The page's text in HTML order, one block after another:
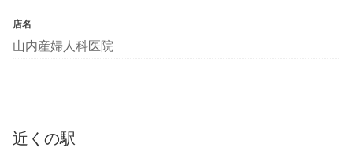
店名
山内産婦人科医院
近くの駅